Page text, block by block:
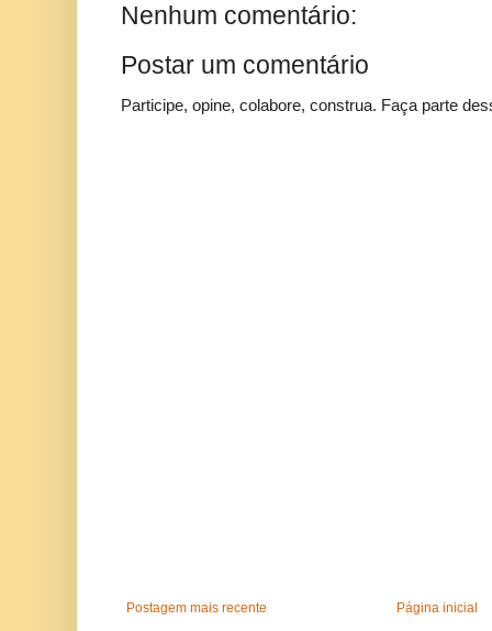
Nenhum comentário:
Postar um comentário
Participe, opine, colabore, construa. Faça parte
Postagem mais recente Página inicial